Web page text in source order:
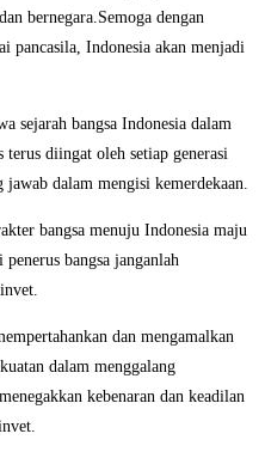
bernegara.Semoga dengan
pancasila, Indonesia akan menjadi
sejarah bangsa Indonesia dalam
terus diingat oleh setiap generasi
jawab dalam mengisi kemerdekaan.
bangsa menuju Indonesia maju
bangsa janganlah
dan mengamalkan
dalam menggalang
kebenaran dan keadilan